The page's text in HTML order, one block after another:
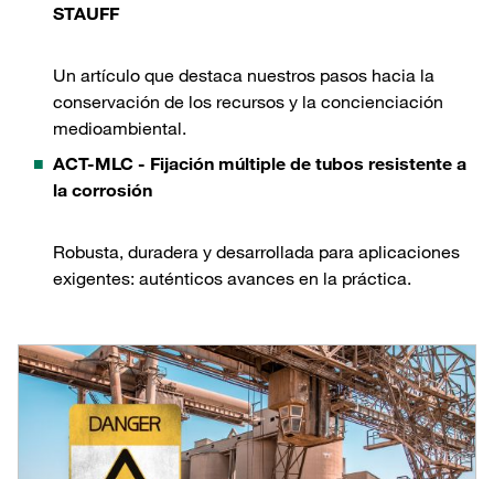
STAUFF
Un artículo que destaca nuestros pasos hacia la
conservación de los recursos y la concienciación
medioambiental.
ACT-MLC - Fijación múltiple de tubos resistente a
la corrosión
Robusta, duradera y desarrollada para aplicaciones
exigentes: auténticos avances en la práctica.